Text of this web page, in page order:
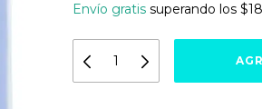
Envío gratis superando los